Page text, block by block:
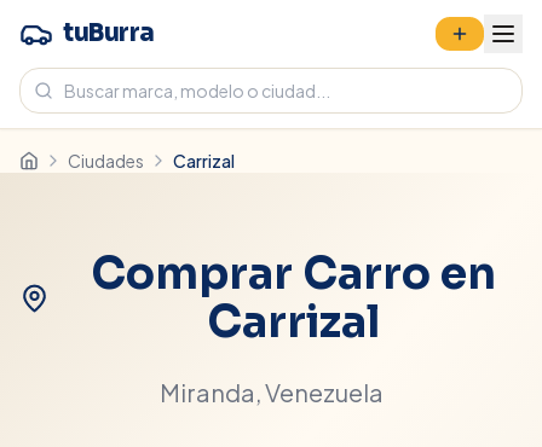
tuBurra
Ciudades Carrizal
Comprar Carro en
Carrizal
Miranda, Venezuela